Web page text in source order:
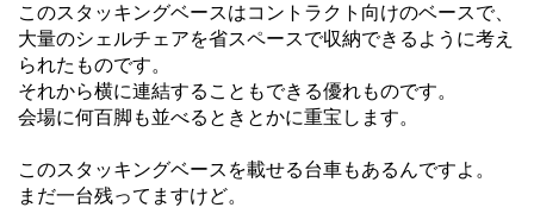
このスタッキングベースはコントラクト向けのベースで、
大量のシェルチェアを省スペースで収納できるように考え
られたものです。
それから横に連結することもできる優れものです。
会場に何百脚も並べるときとかに重宝します。
このスタッキングベースを載せる台車もあるんですよ。
まだ一台残ってますけど。